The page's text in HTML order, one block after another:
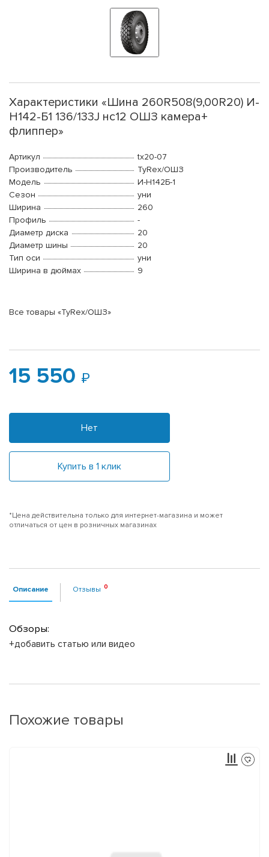
Характеристики «Шина 260R508(9,00R20) И-
Н142-Б1 136/133J нс12 ОШЗ камера+
флиппер»
Артикул
tx20-07
Производитель
TyRex/ОШЗ
Модель
И-Н142Б-1
Сезон
уни
Ширина
260
Профиль
-
Диаметр диска
20
Диаметр шины
20
Тип оси
уни
Ширина в дюймах
9
Все товары «TyRex/ОШЗ»
15 550
Нет
Купить в 1 клик
*Цена действительна только для интернет-магазина и может
отличаться от цен в розничных магазинах
Описание Отзывы
Обзоры:
+добавить статью или видео
Похожие товары